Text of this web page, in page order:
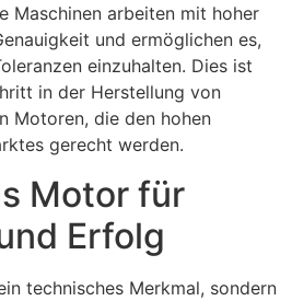
Maschinen arbeiten mit hoher
und ermöglichen es,
einzuhalten. Dies ist
in der Herstellung von
Motoren, die den hohen
gerecht werden.
Motor für
Erfolg
technisches Merkmal, sondern